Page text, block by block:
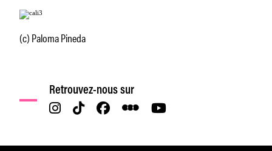
(c) Paloma Pineda
Retrouvez-nous sur